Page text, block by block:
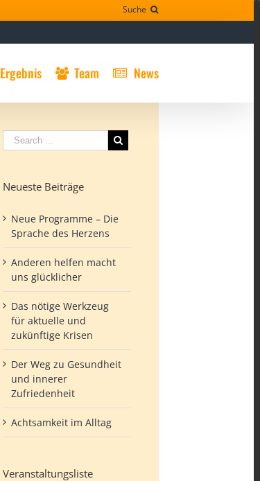
Suche
Ergebnis Team News
Neueste Beiträge
Neue Programme – Die
Sprache des Herzens
Anderen helfen macht
uns glücklicher
Das nötige Werkzeug
für aktuelle und
zukünftige Krisen
Der Weg zu Gesundheit
und innerer
Zufriedenheit
Achtsamkeit im Alltag
Veranstaltungsliste